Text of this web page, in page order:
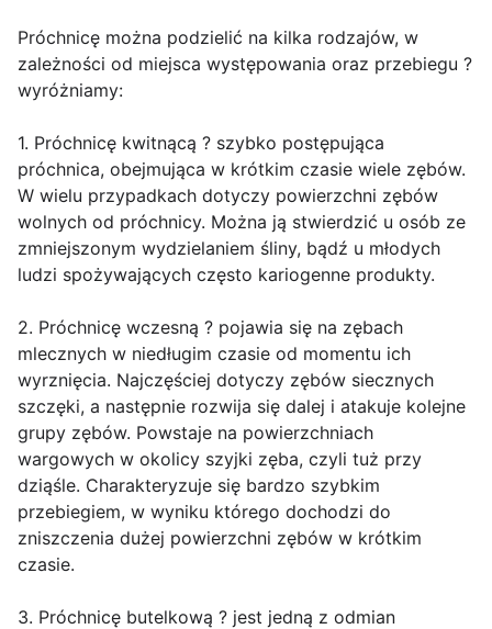
Próchnicę można podzielić na kilka rodzajów, w
zależności od miejsca występowania oraz przebiegu ?
wyróżniamy:
1. Próchnicę kwitnącą ? szybko postępująca
próchnica, obejmująca w krótkim czasie wiele zębów.
W wielu przypadkach dotyczy powierzchni zębów
wolnych od próchnicy. Można ją stwierdzić u osób ze
zmniejszonym wydzielaniem śliny, bądź u młodych
ludzi spożywających często kariogenne produkty.
2. Próchnicę wczesną ? pojawia się na zębach
mlecznych w niedługim czasie od momentu ich
wyrznięcia. Najczęściej dotyczy zębów siecznych
szczęki, a następnie rozwija się dalej i atakuje kolejne
grupy zębów. Powstaje na powierzchniach
wargowych w okolicy szyjki zęba, czyli tuż przy
dziąśle. Charakteryzuje się bardzo szybkim
przebiegiem, w wyniku którego dochodzi do
zniszczenia dużej powierzchni zębów w krótkim
czasie.
3. Próchnicę butelkową ? jest jedną z odmian